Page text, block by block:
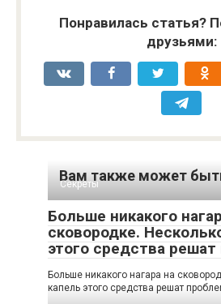
Понравилась статья?
друзьями:
Вам также может
Секреты
Больше никакого
сковородке.
этого средства
Больше никакого нагара на
капель этого средства решат